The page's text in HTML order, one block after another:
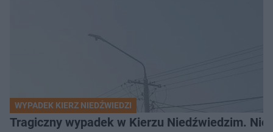
WYPADEK KIERZ NIEDŹWIEDZI
Tragiczny wypadek w Kierzu Niedźwiedzim.